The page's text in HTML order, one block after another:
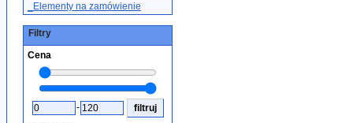
_Elementy na zamówienie
Filtry
Cena
-